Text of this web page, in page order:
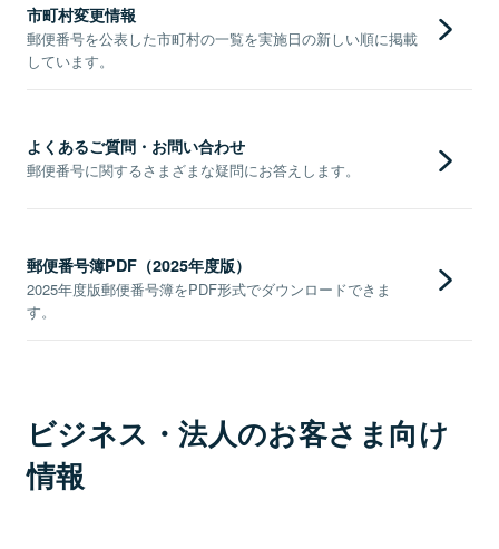
市町村変更情報
郵便番号を公表した市町村の一覧を実施日の新しい順に掲載
しています。
よくあるご質問・お問い合わせ
郵便番号に関するさまざまな疑問にお答えします。
郵便番号簿PDF（2025年度版）
2025年度版郵便番号簿をPDF形式でダウンロードできま
す。
ビジネス・法人のお客さま向け
情報